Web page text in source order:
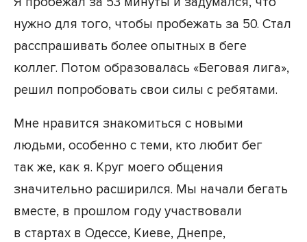
нужно для того, чтобы пробежать за 50. Стал
расспрашивать более опытных в беге
коллег. Потом образовалась «Беговая лига»,
решил попробовать свои силы с ребятами.
Мне нравится знакомиться с новыми
людьми, особенно с теми, кто любит бег
так же, как я. Круг моего общения
значительно расширился. Мы начали бегать
вместе, в прошлом году участвовали
в стартах в Одессе, Киеве, Днепре,